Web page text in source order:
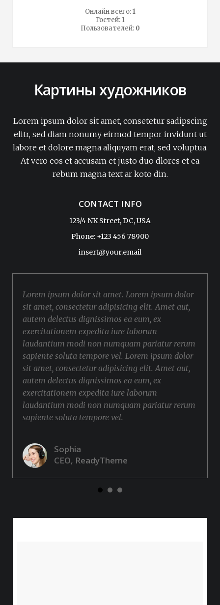
Онлайн всего:1
Гостей:1
Пользователей: 0
Картины художников
Lorem ipsum dolor sit amet, consetetur sadipscing
elitr, sed diam nonumy eirmod tempor invidunt ut
labore et dolore magna aliquyam erat, sed voluptua.
At vero eos et accusam et justo duo dlores et ea
rebum magna text ar koto din.
CONTACT INFO
123/4 NK Street, DC, USA
Phone: +123 456 78900
insert@your.email
Lorem ipsum dolor sit amet. Lorem ipsum dolor
sit amet, consectetur adipisicing elit. Amet aut,
autem delectus dignissimos ea eum, ex
exercitationem expedita iure laborum
laudantium modi non numquam pariatur rerum
sapiente soluta tempore vel. Lorem ipsum dolor
sit amet, consectetur adipisicing elit. Amet aut,
autem delectus dignissimos ea eum, ex
exercitationem expedita iure laborum
laudantium modi non numquam pariatur rerum
sapiente soluta tempore vel.
Sophia
CEO, ReadyTheme